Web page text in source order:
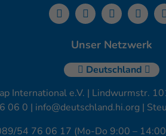
Unser Netzwerk
Deutschland
International e.V. | Lindwurmstr.
06 0 | info@deutschland.hi.org |
54 76 06 17 (Mo-Do 9:00 –